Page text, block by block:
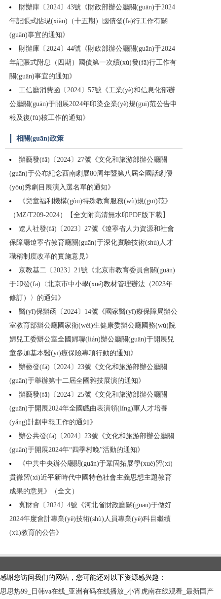
財辦庫〔2024〕43號《財政部辦公廳關(guān)于2024
年記賬式貼現(xiàn)（十五期）國債發(fā)行工作有關
(guān)事宜的通知》
財辦庫〔2024〕44號《財政部辦公廳關(guān)于2024
年記賬式附息（四期）國債第一次續(xù)發(fā)行工作有
關(guān)事宜的通知》
工信廳消費函〔2024〕57號《工業(yè)和信息化部辦
公廳關(guān)于開展2024年印染企業(yè)規(guī)范公告申
報及復(fù)核工作的通知》
相關(guān)政策
辦藝發(fā)〔2024〕27號《文化和旅游部辦公廳關
(guān)于公布紀念西南劇展80周年暨第八屆全國話劇優
(yōu)秀劇目展演入選名單的通知》
《兒童福利機構(gòu)特殊教育服務(wù)規(guī)范》
（MZ/T209-2024）【全文附高清無水印PDF版下載】
遼人社發(fā)〔2023〕27號《遼寧省人力資源和社會
保障廳遼寧省教育廳關(guān)于深化實驗技術(shù)人才
職稱制度改革的實施意見》
京教基二〔2023〕21號《北京市教育委員會關(guān)
于印發(fā)〈北京市中小學(xué)教材管理辦法（2023年
修訂）〉的通知》
醫(yī)保辦函〔2024〕14號《國家醫(yī)療保障局辦公
室教育部辦公廳國家衛(wèi)生健康委辦公廳國務(wù)院
婦兒工委辦公室全國婦聯(lián)辦公廳關(guān)于開展兒
童參加基本醫(yī)療保險專項行動的通知》
辦藝發(fā)〔2024〕23號《文化和旅游部辦公廳關
(guān)于舉辦第十二屆全國雜技展演的通知》
辦藝發(fā)〔2024〕25號《文化和旅游部辦公廳關
(guān)于開展2024年全國戲曲表演領(lǐng)軍人才培養
(yǎng)計劃申報工作的通知》
辦公共發(fā)〔2024〕23號《文化和旅游部辦公廳關
(guān)于開展2024年“四季村晚”活動的通知》
《中共中央辦公廳關(guān)于鞏固拓展學(xué)習(xí)
貫徹習(xí)近平新時代中國特色社會主義思想主題教育
成果的意見》（全文）
冀財會〔2024〕4號《河北省財政廳關(guān)于做好
2024年度會計專業(yè)技術(shù)人員專業(yè)科目繼續
(xù)教育的公告》
感谢您访问我们的网站，您可能还对以下资源感兴趣：
思思热99_日韩va在线_亚洲有码在线播放_小宵虎南在线观看_最新国产